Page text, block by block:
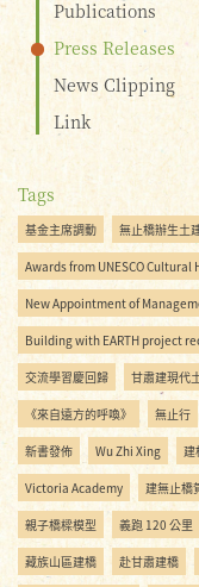
Publications
Press Releases
News Clipping
Link
Tags
基金主席調動 無止橋辦生土
Awards from UNESCO
New Appointment of
Building with EARTH project
交流學習慶回歸 甘肅建現代
《來自遠方的呼喚》 無止行
新書發佈 Wu Zhi Xing 建
Victoria Academy 建無止橋
親子橋樑模型 義跑 120 公里
藏族山區建橋 赴甘肅建橋